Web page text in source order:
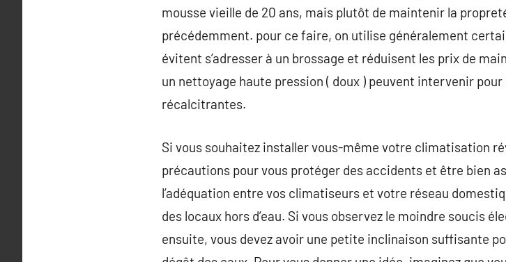
mousse vieille de 20 ans, mais plutôt de maintenir la
précédemment. pour ce faire, on utilise généralement
évitent s’adresser à un brossage et réduisent les prix de
un nettoyage haute pression ( doux ) peuvent intervenir
récalcitrantes.
Si vous souhaitez installer vous-même votre climatisation
précautions pour vous protéger des accidents et être bien
l’adéquation entre vos climatiseurs et votre réseau
des locaux hors d’eau. Si vous observez le moindre soucis
ensuite, vous devez avoir une petite inclinaison suffisante